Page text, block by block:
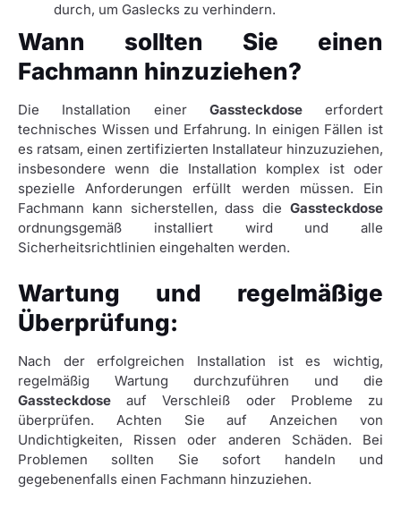
durch, um Gaslecks zu verhindern.
Wann sollten Sie einen
Fachmann hinzuziehen?
Die Installation einer Gassteckdoseerfordert
technisches Wissen und Erfahrung. In einigen Fällen ist
es ratsam, einen zertifizierten Installateur hinzuzuziehen,
insbesondere wenn die Installation komplex ist oder
spezielle Anforderungen erfüllt werden müssen. Ein
Fachmann kann sicherstellen, dass die Gassteckdose
ordnungsgemäß installiert wird und alle
Sicherheitsrichtlinien eingehalten werden.
Wartung und regelmäßige
Überprüfung:
Nach der erfolgreichen Installation ist es wichtig,
regelmäßig Wartung durchzuführen und die
Gassteckdose auf Verschleiß oder Probleme zu
überprüfen. Achten Sie auf Anzeichen von
Undichtigkeiten, Rissen oder anderen Schäden. Bei
Problemen sollten Sie sofort handeln und
gegebenenfalls einen Fachmann hinzuziehen.